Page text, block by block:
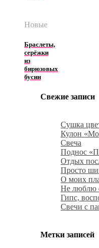
Новые
Браслеты,
серёжки
из
бирюзовых
бусин
Свежие записи
Сушка
Кулон
Свеча
Поднос
Отдых
Просто
О моих
Не люблю
Гипс,
Свечи с
Метки записей